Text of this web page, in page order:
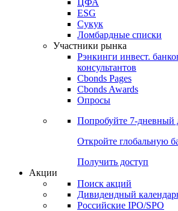
ESG
Сукук
Ломбардные списки
Участники рынка
Рэнкинги инвест.
консультантов
Cbonds Pages
Cbonds Awards
Опросы
Попробуйте 7-дневный
Откройте глобальную
Получить доступ
Акции
Поиск акций
Дивидендный
Российские IPO/SPO